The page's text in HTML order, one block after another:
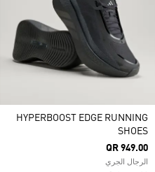
HYPERBOOST EDGE RUNNING
SHOES
QR 949.00
الرجال الجري